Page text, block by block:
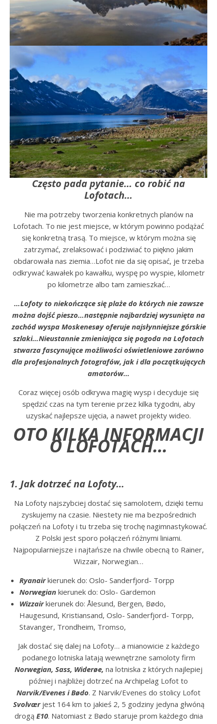
Często pada pytanie… co robić na
Lofotach…
Nie ma potrzeby tworzenia konkretnych planów na
Lofotach. To nie jest miejsce, w którym powinno podążać
się konkretną trasą. To miejsce, w którym można się
zatrzymać, zrelaksować i podziwiać to piękno jakim
obdarowała nas ziemia…Lofot nie da się opisać, je trzeba
odkrywać kawałek po kawałku, wyspę po wyspie, kilometr
po kilometrze albo tam zamieszkać…
…Lofoty to niekończące się plaże do których nie zawsze
można dojść pieszo…następnie najbardziej wysunięta na
zachód wyspa Moskenesøy oferuje najsłynniejsze górskie
szlaki…Nieustannie zmieniająca się pogoda na Lofotach
stwarza fascynujące możliwości oświetleniowe zarówno
dla profesjonalnych fotografów, jak i dla początkujących
amatorów…
Coraz więcej osób odkrywa magię wysp i decyduje się
spędzić czas na tym terenie przez kilka tygodni, aby
uzyskać najlepsze ujęcia, a nawet projekty wideo.
OTO KILKA INFORMACJI
O LOFOTACH…
1. Jak dotrzeć na Lofoty…
Na Lofoty najszybciej dostać się samolotem, dzięki temu
zyskujemy na czasie. Niestety nie ma bezpośrednich
połączeń na Lofoty i tu trzeba się trochę nagimnastykować.
Z Polski jest sporo połączeń różnymi liniami.
Najpopularniejsze i najtańsze na chwile obecną to Rainer,
Wizzair, Norwegian…
Ryanairkierunek do: Oslo- Sanderfjord- Torpp
Norwegian kierunek do: Oslo- Gardemon
Wizzairkierunek do: Ålesund, Bergen, Bødo,
Haugesund, Kristiansand, Oslo- Sanderfjord- Torpp,
Stavanger, Trondheim, Tromso,
Jak dostać się dalej na Lofoty… a mianowicie z każdego
podanego lotniska latają wewnętrzne samoloty firm
Norwegian, Sass, Widerøe, na lotniska z których najlepiej
później i najbliżej dotrzeć na Archipelag Lofot to
Narvik/Evenes i Bødo. Z Narvik/Evenes do stolicy Lofot
Svolværjest 164 km to jakieś 2, 5 godziny jedyna głwóną
drogą E10. Natomiast z Bødo staruje prom każdego dnia